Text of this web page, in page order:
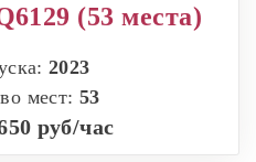
(53 места)
2023
мест: 53
руб/час